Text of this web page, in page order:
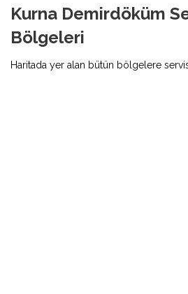
Kurna Demirdöküm
Bölgeleri
Haritada yer alan bütün bölgelere